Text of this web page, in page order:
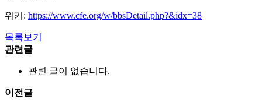
위키: https://www.cfe.org/w/bbsDetail.php?&idx=38
목록보기
관련글
관련 글이 없습니다.
이전글